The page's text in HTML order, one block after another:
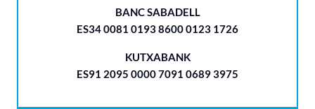
BANC SABADELL
ES34 0081 0193 8600 0123 1726
KUTXABANK
ES91 2095 0000 7091 0689 3975